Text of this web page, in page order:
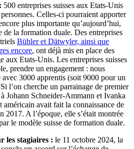
500 entreprises suisses aux Etats-Unis
Celles-ci pourraient apporter
plus importante qu’aujourd’hui,
de la formation duale. Des entreprises
Bühler et Dätwyler, ainsi que
encore, ont déjà mis en place des
aux Etats-Unis. Les entreprises suisses
prendre un engagement : nous
avec 3000 apprentis (soit 9000 pour un
l’on cherche un parrainage de premier
Johann Schneider-Ammann et Ivanka
avait fait la connaissance de
2017. A l’époque, elle s’était montrée
le modèle suisse de formation duale.
les stagiaires : le 11 octobre 2024, la